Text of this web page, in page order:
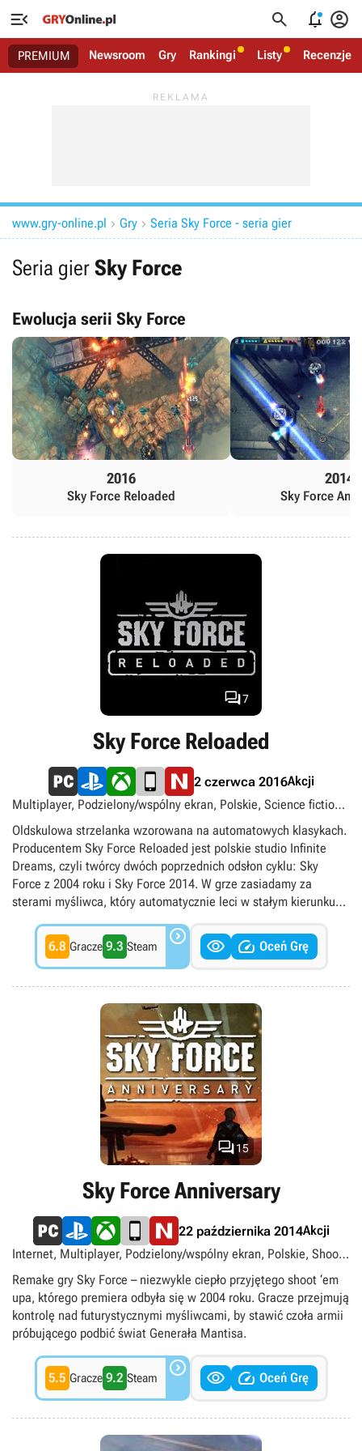
   
PREMIUM Newsroom Gry Rankingi Listy Recenzje
www.gry-online.pl  Gry  Seria Sky Force - seria gier
Seria gierSky Force
Ewolucja serii Sky Force
2016
Sky Force Reloaded
2014
Sky Force
7
Sky Force Reloaded
2 czerwca 2016Akcji
Multiplayer, Podzielony/wspólny ekran, Polskie, Science fiction,
Shoot 'em up, Singleplayer, Strzelanki
Oldskulowa strzelanka wzorowana na automatowych klasykach.
Producentem Sky Force Reloaded jest polskie studio Infinite
Dreams, czyli twórcy dwóch poprzednich odsłon cyklu: Sky
Force z 2004 roku i Sky Force 2014. W grze zasiadamy za
sterami myśliwca, który automatycznie leci w stałym kierunku
nadlatujących jednostek wroga i unikanie trafienia czy też
wpadnięcia na przeszkody. Warto przy tym zbierać różne
bonusy, które zapewniają czasowe ułatwienia lub pozwalają
wyposażyć nasz wehikuł w lepsze uzbrojenie. Oprócz zwykłych
samolotów, na naszej drodze stają też potężniejsi bossowie, a
starcia z nimi wymagają od nas wykazania się zręcznością i
refleksem. Inną atrakcję stanowią opcjonalne misje ratowania
ludności cywilnej. Są one wyjątkowo ryzykowne, ale za to
otrzymujemy za ich wykonanie dodatkową nagrodę. Sky Force
Reloaded oferuje szereg różnorodnych plansz i mnóstwo
kolorowych efektów specjalnych, które wzbogacają oprawę
6.8 Gracze 9.3 Steam    Oceń Grę
15
Sky Force Anniversary
22 października 2014Akcji
Internet, Multiplayer, Podzielony/wspólny ekran, Polskie, Shoot
'em up, Singleplayer, Strzelanki, Top-down
Remake gry Sky Force – niezwykle ciepło przyjętego shoot ‘em
upa, którego premiera odbyła się w 2004 roku. Gracze przejmują
kontrolę nad futurystycznymi myśliwcami, by stawić czoła armii
próbującego podbić świat Generała Mantisa.
5.5 Gracze 9.2 Steam    Oceń Grę